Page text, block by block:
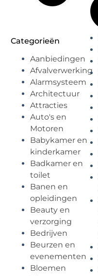
Categorieën
Aanbiedingen
Afvalverwerking
Alarmsysteem
Architectuur
Attracties
Auto's en
Motoren
Babykamer en
kinderkamer
Badkamer en
toilet
Banen en
opleidingen
Beauty en
verzorging
Bedrijven
Beurzen en
evenementen
Bloemen